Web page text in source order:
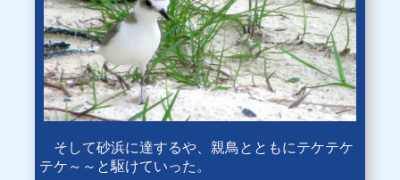
そして砂浜に達するや、親鳥とともにテケテケ
テケ～～と駆けていった。